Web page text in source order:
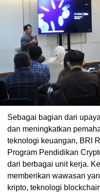
Sebagai bagian dari
dan meningkatkan
teknologi keuangan, BRI
Program Pendidikan
dari berbagai unit kerja.
memberikan wawasan
kripto, teknologi